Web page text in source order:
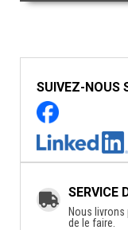
SUIVEZ-NOUS
SERVICE
Nous livrons
de le faire.